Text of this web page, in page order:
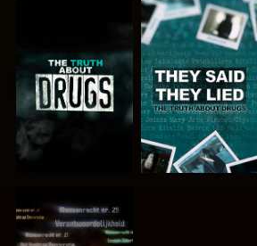
KIJK
KIJK